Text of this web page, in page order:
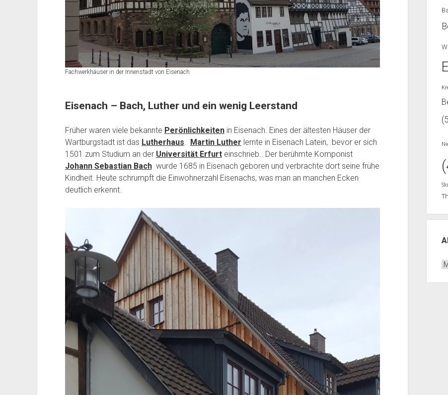
Fachwerkhäuser in der Innenstadt von Eisenach
Eisenach – Bach, Luther und ein wenig Leerstand
Früher waren viele bekannte Perönlichkeitenin Eisenach. Eines der ältesten Häuser der
Wartburgstadt ist das Lutherhaus Martin Luther lernte in Eisenach Latein, bevor er sich
1501 zum Studium an der Universität Erfurteinschrieb.. Der berühmte Komponist
Johann Sebastian Bachwurde 1685 in Eisenach geboren und verbrachte dort seine frühe
Kindheit. Heute schrumpft die Einwohnerzahl Eisenachs, was man an manchen Ecken
deutlich erkennt.